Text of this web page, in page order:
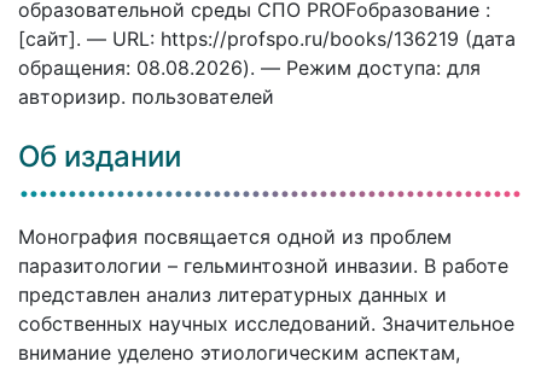
образовательной среды СПО PROFобразование :
[сайт]. — URL: https://profspo.ru/books/136219 (дата
обращения: 08.08.2026). — Режим доступа: для
авторизир. пользователей
Об издании
Монография посвящается одной из проблем
паразитологии – гельминтозной инвазии. В работе
представлен анализ литературных данных и
собственных научных исследований. Значительное
внимание уделено этиологическим аспектам,